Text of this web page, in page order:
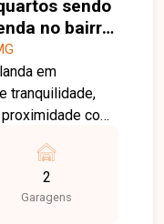
sendo
no bairro
MG
em
tranquilidade,
com
construída em
sala em 2
2
Garagens